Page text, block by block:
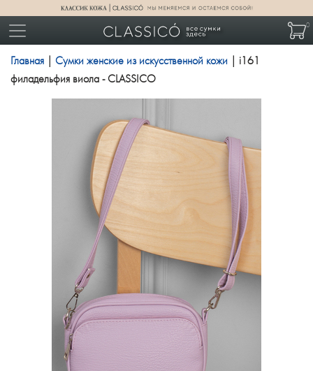
0
Главная Сумки женские из искусственной кожи | i161
филадельфия виола - CLASSICO